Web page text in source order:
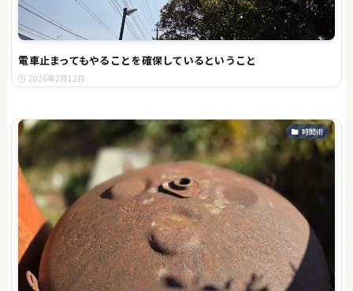
電車止まってもやることを確保しているということ
2026年2月12日
時間術